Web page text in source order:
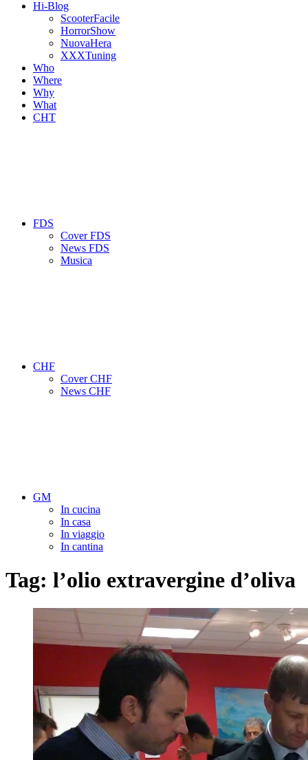
Hi-Blog
ScooterFacile
HorrorShow
NuovaHera
XXXTuning
Who
Where
Why
What
CHT
FDS
Cover FDS
News FDS
Musica
CHF
Cover CHF
News CHF
GM
In cucina
In casa
In viaggio
In cantina
Tag: l’olio extravergine d’oliva